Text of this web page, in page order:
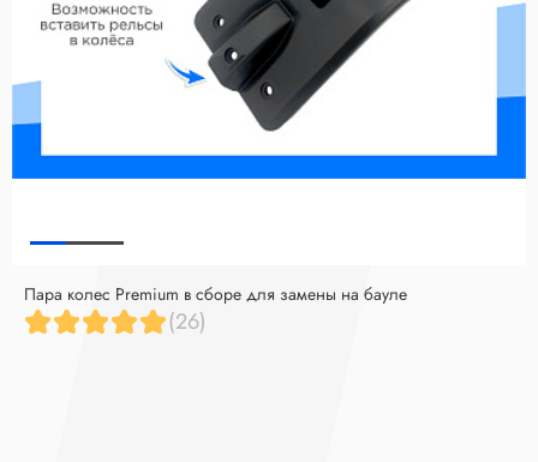
Пара колес Premium в сборе для замены на бауле
(26)